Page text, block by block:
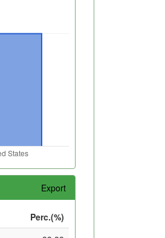
Export
Perc.(%)